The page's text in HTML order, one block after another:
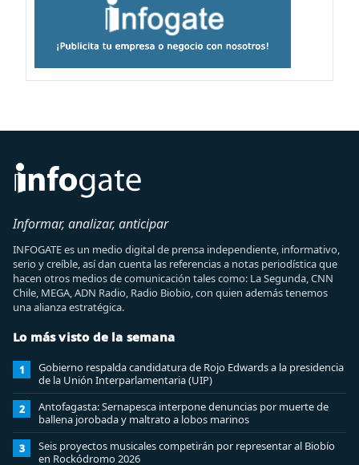
Informar, analizar, anticipar
INFOGATE es un medio digital de prensa independiente, informativo,
serio y creíble, así dan cuenta las referencias a notas periodística que
hacen otros medios de comunicación tales como: La Segunda, CNN
Chile, MEGA, ADN Radio, Radio Biobio, con quien además tenemos
una alianza estratégica.
Lo más visto de la semana
1
Gobierno respalda candidatura de Rojo Edwards a la presidencia
de la Unión Interparlamentaria (UIP)
2
Antofagasta: Sernapesca interpone denuncias por muerte de
ballena jorobada y maltrato a lobos marinos
3
Seis proyectos musicales competirán por representar al Biobío
en Rockódromo 2026